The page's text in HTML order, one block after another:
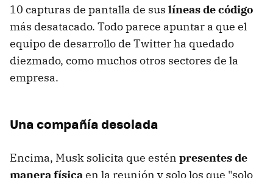
10 capturas de pantalla de sus líneas de código
más desatacado. Todo parece apuntar a que el
equipo de desarrollo de Twitter ha quedado
diezmado, como muchos otros sectores de la
empresa.
Una compañía desolada
Encima, Musk solicita que estén presentes de
manera física en la reunión y solo los que "solo